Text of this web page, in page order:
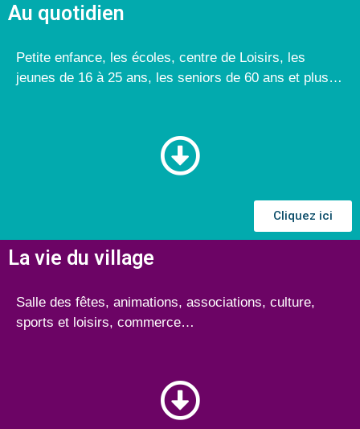
Au quotidien
Petite enfance, les écoles, centre de Loisirs, les
jeunes de 16 à 25 ans, les seniors de 60 ans et plus…
Cliquez ici
La vie du village
Salle des fêtes, animations, associations, culture,
sports et loisirs, commerce…